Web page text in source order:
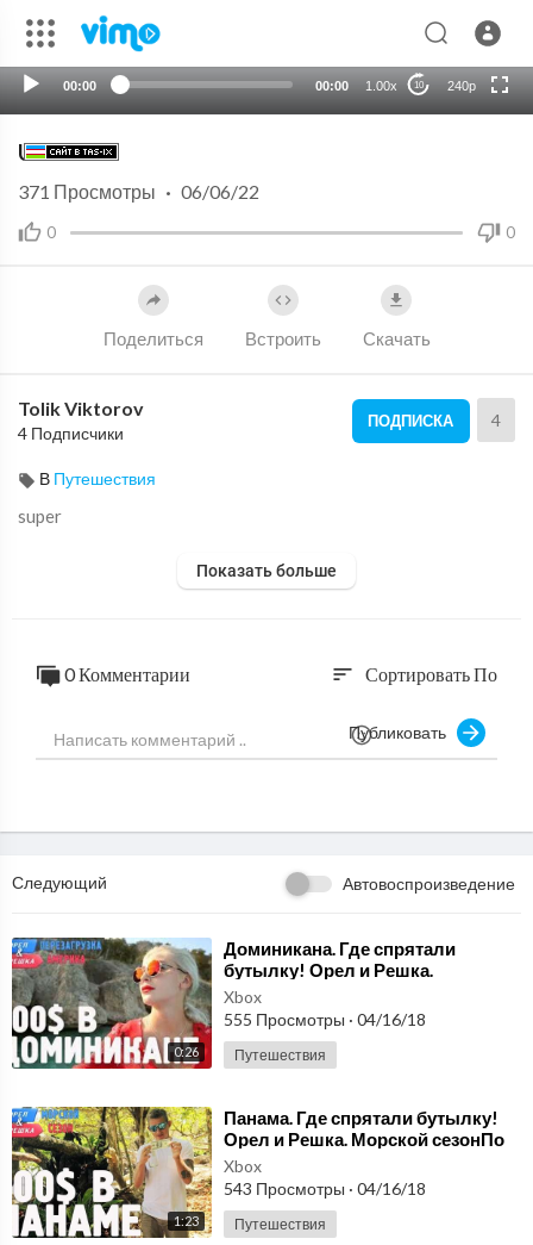
00:00 00:00 1.00x 10 240p
HD
UAE
0 0
371 Просмотры · 06/06/22
Поделиться Встроить Скачать
Tolik Viktorov
4 Подписчики
ПОДПИСКА 4
В Путешествия
super
Показать больше
0 Комментарии sort Сортировать По
Публиковать
Следующий Автовоспроизведение
0:26
⁣Доминикана. Где спрятали
бутылку! Орел и Решка.
Перезагрузка. АМЕРИКА
Xbox
555 Просмотры · 04/16/18
Путешествия
1:23
⁣Панама. Где спрятали бутылку!
Орел и Решка. Морской сезонПо
морям
Xbox
543 Просмотры · 04/16/18
Путешествия